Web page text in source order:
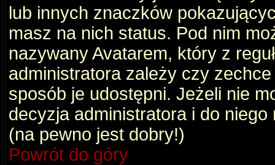
lub innych znaczków
masz na nich status. Pod nim
nazywany Avatarem, który z
administratora zależy czy
sposób je udostępni. Jeżeli nie
decyzja administratora i do
(na pewno jest dobry!)
Powrót do góry